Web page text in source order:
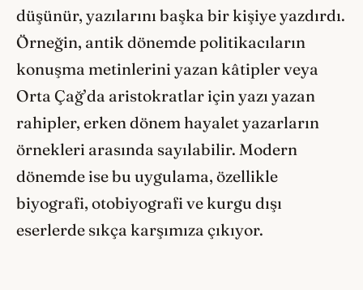
düşünür, yazılarını başka bir kişiye yazdırdı.
Örneğin, antik dönemde politikacıların
konuşma metinlerini yazan kâtipler veya
Orta Çağ’da aristokratlar için yazı yazan
rahipler, erken dönem hayalet yazarların
örnekleri arasında sayılabilir. Modern
dönemde ise bu uygulama, özellikle
biyografi, otobiyografi ve kurgu dışı
eserlerde sıkça karşımıza çıkıyor.